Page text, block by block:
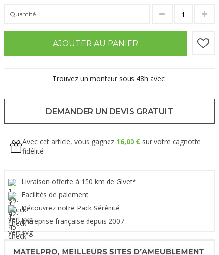
Quantité
AJOUTER AU PANIER
Trouvez un monteur sous 48h avec
DEMANDER UN DEVIS GRATUIT
Avec cet article, vous gagnez 16,00 € sur votre cagnotte
fidélité
Livraison offerte à 150 km de Givet*
Facilités de paiement
Découvrez notre Pack Sérénité
Entreprise française depuis 2007